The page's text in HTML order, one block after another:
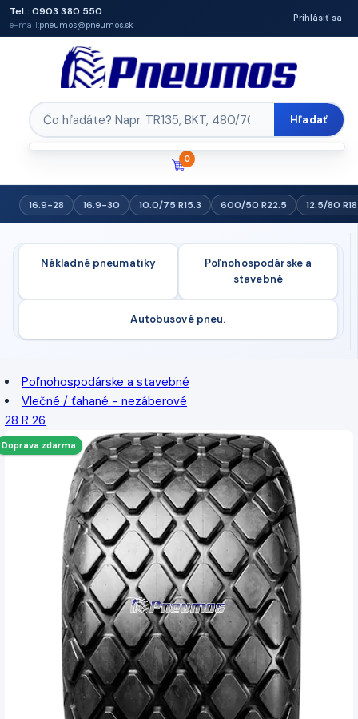
Tel.: 0903 380 550
e-mail:pneumos@pneumos.sk
Prihlásiť sa
Hľadať
0
16.9-28 16.9-30 10.0/75 R15.3 600/50 R22.5 12.5/80 R18
Nákladné pneumatiky
Poľnohospodárske a
stavebné
Autobusové pneu.
Poľnohospodárske a stavebné
Vlečné / ťahané - nezáberové
28 R 26
Doprava zdarma